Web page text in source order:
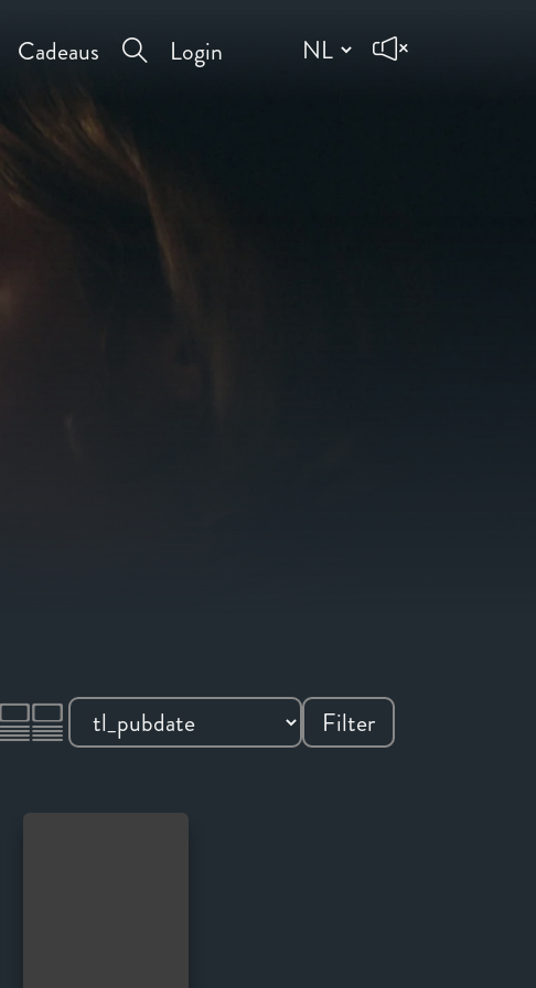
Cadeaus Login
Filter